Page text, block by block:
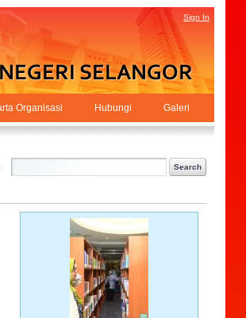
Sign In
Organisasi Hubungi Galeri